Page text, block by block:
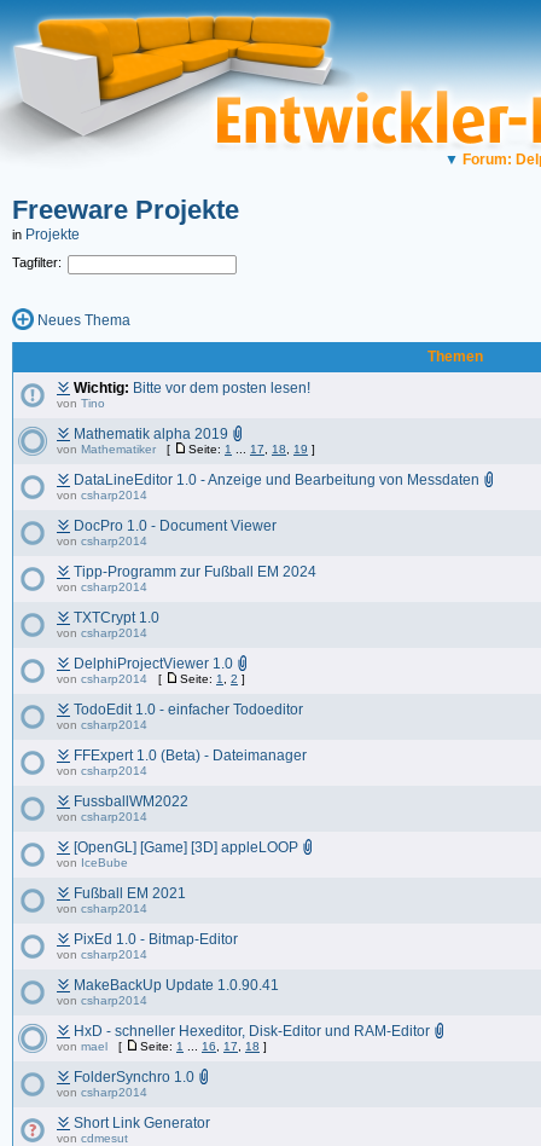
▼ Forum:
Freeware Projekte
in Projekte
Tagfilter:
Neues Thema
Themen
Wichtig: Bitte vor dem posten lesen!
von Tino
Mathematik alpha 2019
von Mathematiker [ Seite: 1 17 18 19 ]
DataLineEditor 1.0 - Anzeige und Bearbeitung von Messdaten
von csharp2014
DocPro 1.0 - Document Viewer
von csharp2014
Tipp-Programm zur Fußball EM 2024
von csharp2014
TXTCrypt 1.0
von csharp2014
DelphiProjectViewer 1.0
von csharp2014 [ Seite: 1 2 ]
TodoEdit 1.0 - einfacher Todoeditor
von csharp2014
FFExpert 1.0 (Beta) - Dateimanager
von csharp2014
FussballWM2022
von csharp2014
[OpenGL] [Game] [3D] appleLOOP
von IceBube
Fußball EM 2021
von csharp2014
PixEd 1.0 - Bitmap-Editor
von csharp2014
MakeBackUp Update 1.0.90.41
von csharp2014
HxD - schneller Hexeditor, Disk-Editor und RAM-Editor
von mael [ Seite: 1 16 17 18 ]
FolderSynchro 1.0
von csharp2014
Short Link Generator
von cdmesut